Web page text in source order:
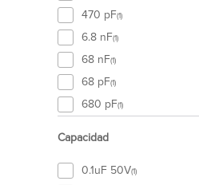
470 pF(1)
6.8 nF(1)
68 nF(1)
68 pF(1)
680 pF(1)
Capacidad
0.1uF 50V(1)